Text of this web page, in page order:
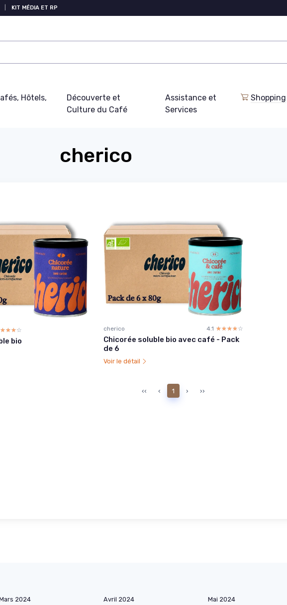
KIT MÉDIA ET RP
Hôtels,
Découverte et
Culture du Café
Assistance et
Services
Shopping
cherico
bio
cherico 4.1 ☆☆☆☆☆
★★★★★
Chicorée soluble bio avec café - Pack
de 6
Voir le détail
‹‹ ‹ 1 › ››
2024 Avril 2024 Mai 2024